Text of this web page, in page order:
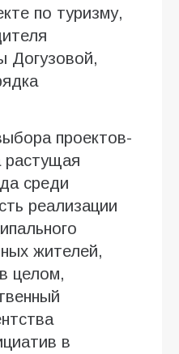
по туризму,
Догузовой,
проектов-
растущая
среди
реализации
жителей,
целом,
в